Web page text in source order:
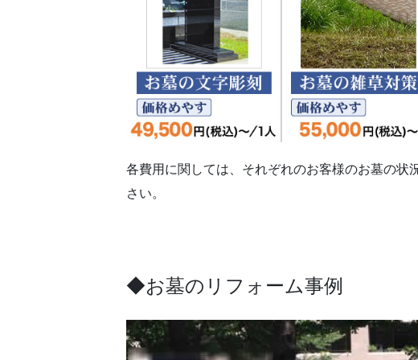
各費用に関しては、それぞれのお客様のお墓の
さい。
◆お墓のリフォーム事例